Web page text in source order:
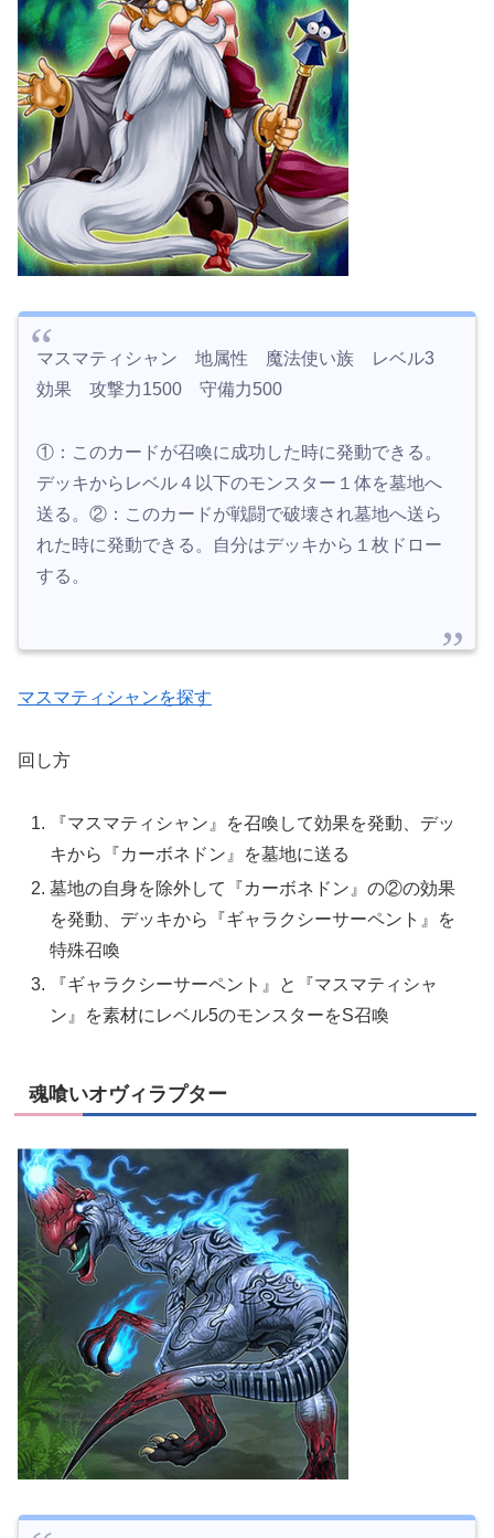
マスマティシャン 地属性 魔法使い族 レベル3
効果 攻撃力1500 守備力500
①：このカードが召喚に成功した時に発動できる。
デッキからレベル４以下のモンスター１体を墓地へ
送る。②：このカードが戦闘で破壊され墓地へ送ら
れた時に発動できる。自分はデッキから１枚ドロー
する。
マスマティシャンを探す
回し方
『マスマティシャン』を召喚して効果を発動、デッ
キから『カーボネドン』を墓地に送る
墓地の自身を除外して『カーボネドン』の②の効果
を発動、デッキから『ギャラクシーサーペント』を
特殊召喚
『ギャラクシーサーペント』と『マスマティシャ
ン』を素材にレベル5のモンスターをS召喚
魂喰いオヴィラプター